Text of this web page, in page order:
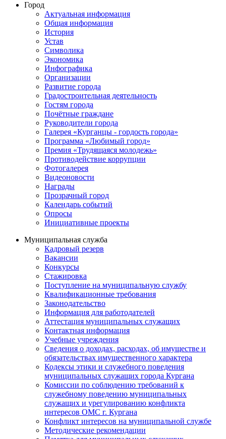
Город
Актуальная информация
Общая информация
История
Устав
Символика
Экономика
Инфографика
Организации
Развитие города
Градостроительная деятельность
Гостям города
Почётные граждане
Руководители города
Галерея «Курганцы - гордость города»
Программа «Любимый город»
Премия «Трудящаяся молодежь»
Противодействие коррупции
Фотогалерея
Видеоновости
Награды
Прозрачный город
Календарь событий
Опросы
Инициативные проекты
Муниципальная служба
Кадровый резерв
Вакансии
Конкурсы
Стажировка
Поступление на муниципальную службу
Квалификационные требования
Законодательство
Информация для работодателей
Аттестация муниципальных служащих
Контактная информация
Учебные учреждения
Сведения о доходах, расходах, об имуществе и
обязательствах имущественного характера
Кодексы этики и служебного поведения
муниципальных служащих города Кургана
Комиссии по соблюдению требований к
служебному поведению муниципальных
служащих и урегулированию конфликта
интересов ОМС г. Кургана
Конфликт интересов на муниципальной службе
Методические рекомендации